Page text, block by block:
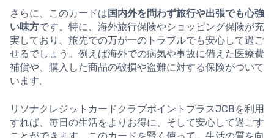
さらに、このカードは 国内外を問わず旅行や出張でも心強
い味方です。特に、海外旅行保険やショッピング保険が充
実しており、旅先での万が一のトラブルでも安心して過ご
せるでしょう。例えば海外での病気や事故に備えた医療費
補償や、購入した商品の破損や盗難に対する保険がついて
います。
リソナクレジットカードクラブポイントプラスJCBを利用
すれば、毎日の生活をよりお得に、そして安心して過ごす